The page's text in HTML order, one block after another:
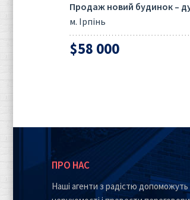
Продаж новий будинок –
м. Ірпінь
$58 000
ПРО НАС
Наші агенти з радістю